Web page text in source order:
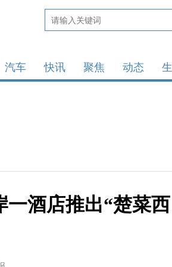
汽车 快讯 聚焦 动态
一酒店推出“楚菜西